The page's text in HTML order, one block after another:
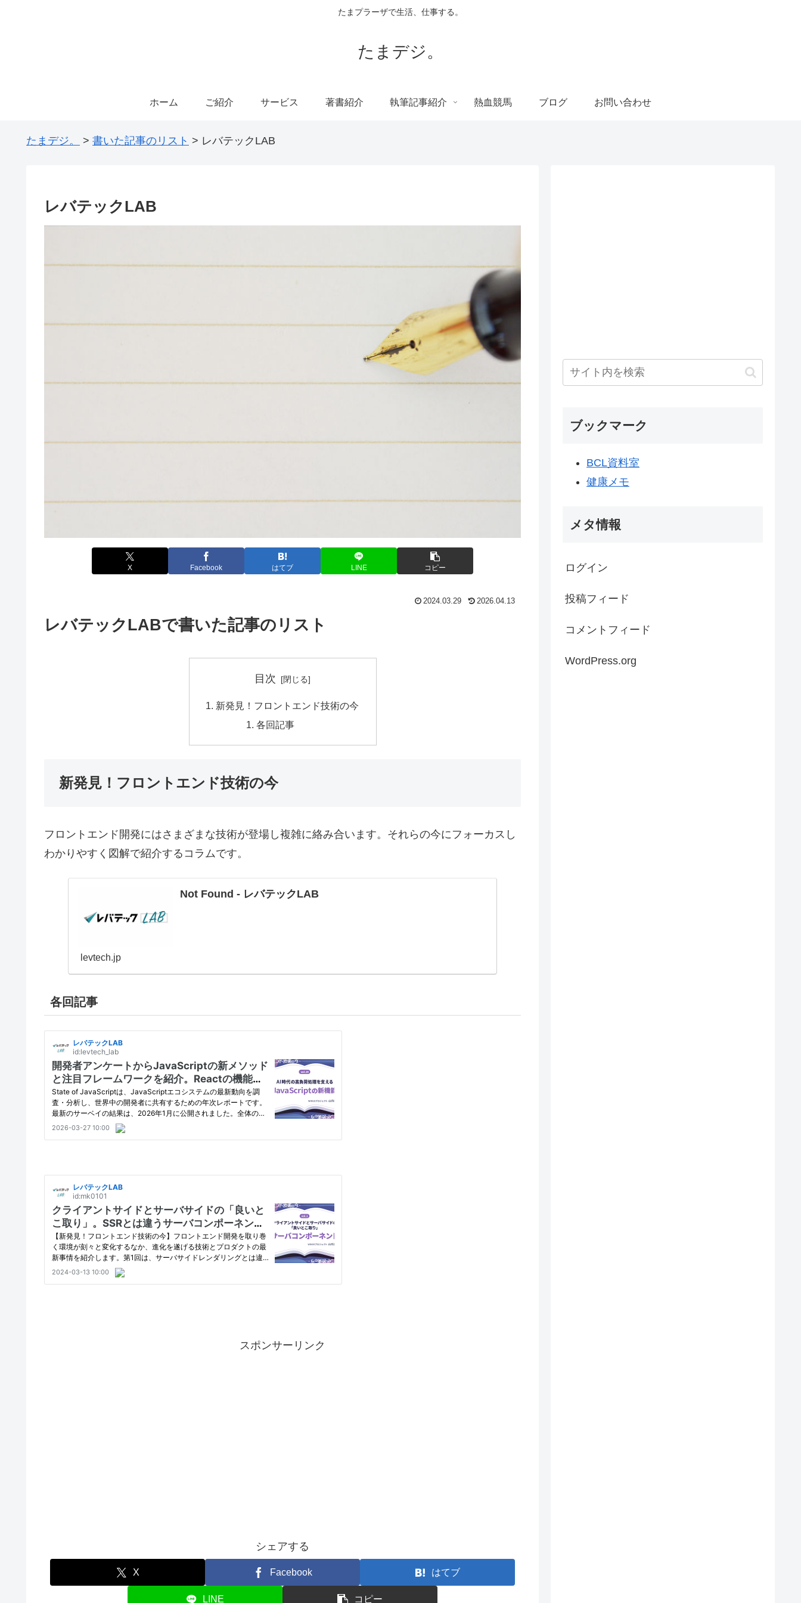
たまプラーザで生活、仕事する。
たまデジ。
ホーム ご紹介 サービス 著書紹介 執筆記事紹介 熱血競馬 ブログ お問い合わせ
たまデジ。 > 書いた記事のリスト > レバテックLAB
レバテックLAB
X Facebook はてブ LINE コピー
2024.03.29 2026.04.13
レバテックLABで書いた記事のリスト
目次
新発見！フロントエンド技術の今
各回記事
新発見！フロントエンド技術の今
フロントエンド開発にはさまざまな技術が登場し複雑に絡み合います。それらの今にフォーカスし
わかりやすく図解で紹介するコラムです。
Not Found - レバテックLAB
levtech.jp
各回記事
スポンサーリンク
シェアする
X Facebook はてブ
LINE コピー
ブックマーク
BCL資料室
健康メモ
メタ情報
ログイン
投稿フィード
コメントフィード
WordPress.org